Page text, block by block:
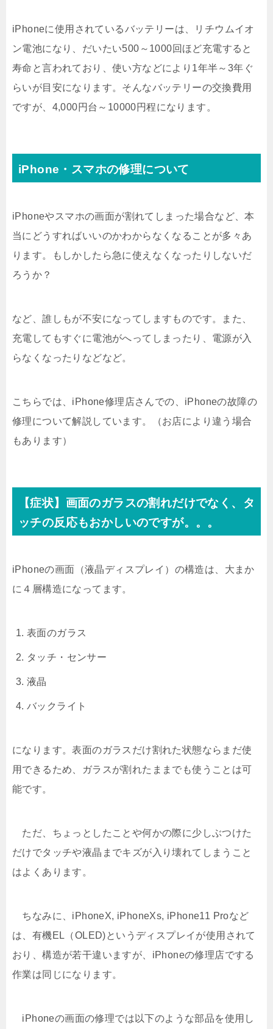
iPhoneに使用されているバッテリーは、リチウムイオ
ン電池になり、だいたい500～1000回ほど充電すると
寿命と言われており、使い方などにより1年半～3年ぐ
らいが目安になります。そんなバッテリーの交換費用
ですが、4,000円台～10000円程になります。
iPhone・スマホの修理について
iPhoneやスマホの画面が割れてしまった場合など、本
当にどうすればいいのかわからなくなることが多々あ
ります。もしかしたら急に使えなくなったりしないだ
ろうか？
など、誰しもが不安になってしますものです。また、
充電してもすぐに電池がへってしまったり、電源が入
らなくなったりなどなど。
こちらでは、iPhone修理店さんでの、iPhoneの故障の
修理について解説しています。（お店により違う場合
もあります）
【症状】画面のガラスの割れだけでなく、タ
ッチの反応もおかしいのですが。。。
iPhoneの画面（液晶ディスプレイ）の構造は、大まか
に４層構造になってます。
表面のガラス
タッチ・センサー
液晶
バックライト
になります。表面のガラスだけ割れた状態ならまだ使
用できるため、ガラスが割れたままでも使うことは可
能です。
ただ、ちょっとしたことや何かの際に少しぶつけた
だけでタッチや液晶までキズが入り壊れてしまうこと
はよくあります。
ちなみに、iPhoneX, iPhoneXs, iPhone11 Proなど
は、有機EL（OLED)というディスプレイが使用されて
おり、構造が若干違いますが、iPhoneの修理店でする
作業は同じになります。
iPhoneの画面の修理では以下のような部品を使用し